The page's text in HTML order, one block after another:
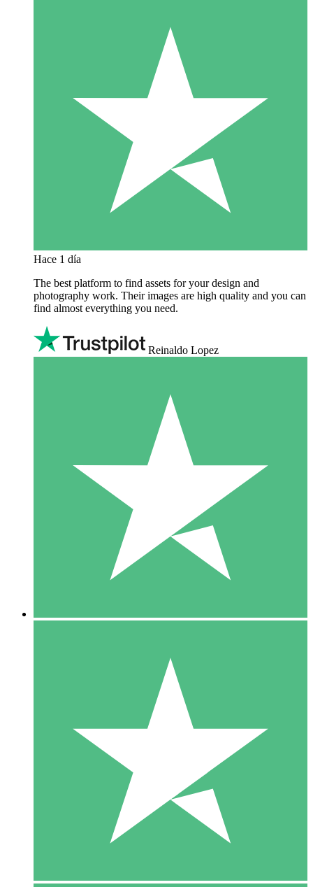
Hace 1 día
The best platform to find assets for your design and
photography work. Their images are high quality and you can
find almost everything you need.
Reinaldo Lopez